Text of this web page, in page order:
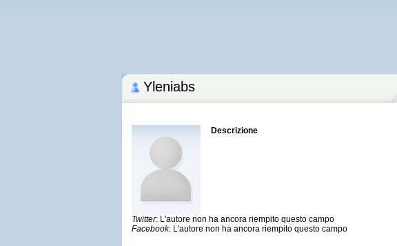
Yleniabs
Descrizione
Twitter: L'autore non ha ancora riempito questo campo
Facebook: L'autore non ha ancora riempito questo campo